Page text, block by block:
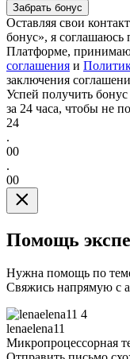
Забрать бонус
Оставляя свои
бонус», я соглашаюсь
Платформе,
соглашения и
заключения
Успей получить бонус
за 24 часа, чтобы не
24
.
00
.
00
Помощь
Нужна помощь по
Свяжись напрямую с
4
lenaelena11
Микропроцессорная